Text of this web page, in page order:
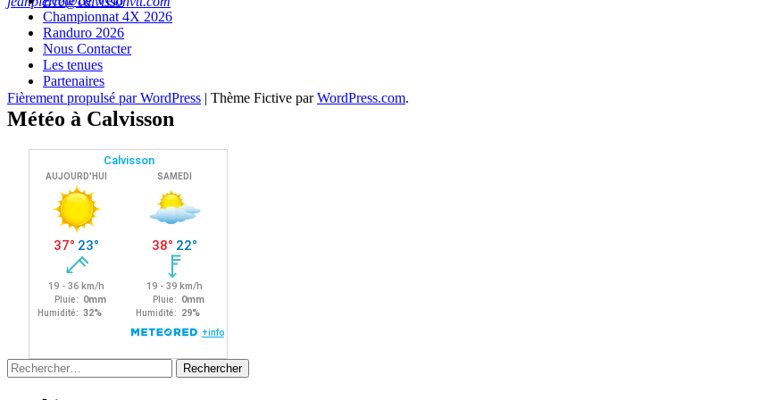
Championnat 4X 2026
Randuro 2026
Nous Contacter
Les tenues
Partenaires
Météo à Calvisson
Rechercher :
Navigation
des
articles
←
→
Fièrement propulsé par WordPress | Thème Fictive parWordPress.com.